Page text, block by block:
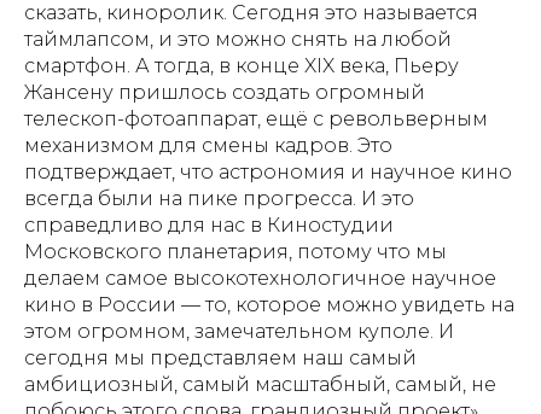
сказать, киноролик. Сегодня это называется
таймлапсом, и это можно снять на любой
смартфон. А тогда, в конце XIX века, Пьеру
Жансену пришлось создать огромный
телескоп-фотоаппарат, ещё с револьверным
механизмом для смены кадров. Это
подтверждает, что астрономия и научное кино
всегда были на пике прогресса. И это
справедливо для нас в Киностудии
Московского планетария, потому что мы
делаем самое высокотехнологичное научное
кино в России — то, которое можно увидеть на
этом огромном, замечательном куполе. И
сегодня мы представляем наш самый
амбициозный, самый масштабный, самый, не